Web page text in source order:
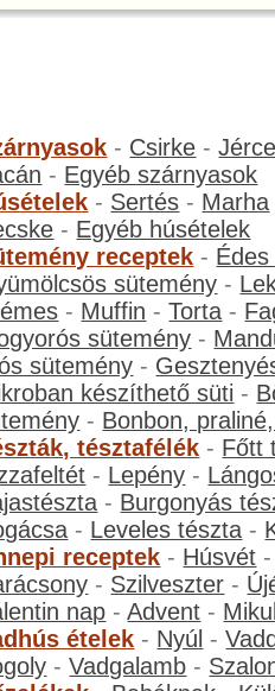
- Csirke -
- Egyéb szárnyasok
- Sertés - Marha
- Egyéb húsételek
receptek -
sütemény -
- Muffin -Torta -
sütemény -
sütemény -
készíthető süti -
- Bonbon,
tésztafélék - Főtt
- Lepény -
- Burgonyás
- Leveles tészta -
receptek - Húsvét
- Szilveszter -
nap -Advent -
ételek - Nyúl -
-Vadgalamb -